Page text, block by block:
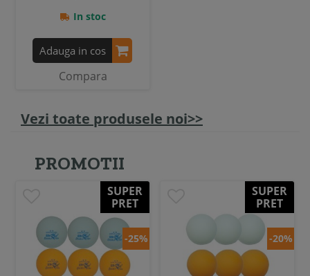
In stoc
Adauga in cos
Compara
Vezi toate produsele noi>>
PROMOTII
SUPER
PRET
-25%
SUPER
PRET
-20%